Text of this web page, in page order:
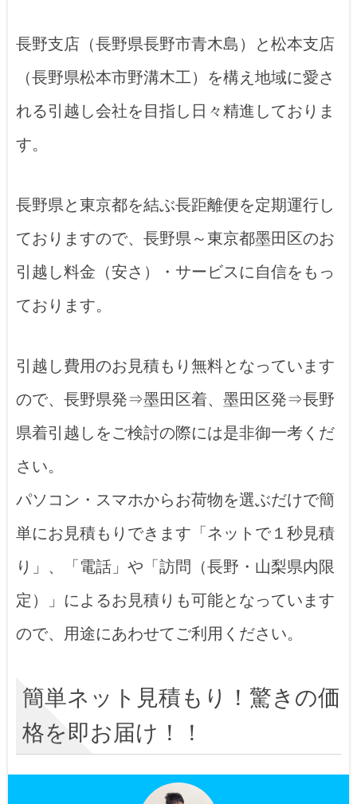
長野支店（長野県長野市青木島）と松本支店
（長野県松本市野溝木工）を構え地域に愛さ
れる引越し会社を目指し日々精進しておりま
す。
長野県と東京都を結ぶ長距離便を定期運行し
ておりますので、長野県～東京都墨田区のお
引越し料金（安さ）・サービスに自信をもっ
ております。
引越し費用のお見積もり無料となっています
ので、長野県発⇒墨田区着、墨田区発⇒長野
県着引越しをご検討の際には是非御一考くだ
さい。
パソコン・スマホからお荷物を選ぶだけで簡
単にお見積もりできます「ネットで１秒見積
り」、「電話」や「訪問（長野・山梨県内限
定）」によるお見積りも可能となっています
ので、用途にあわせてご利用ください。
簡単ネット見積もり！驚きの価
格を即お届け！！